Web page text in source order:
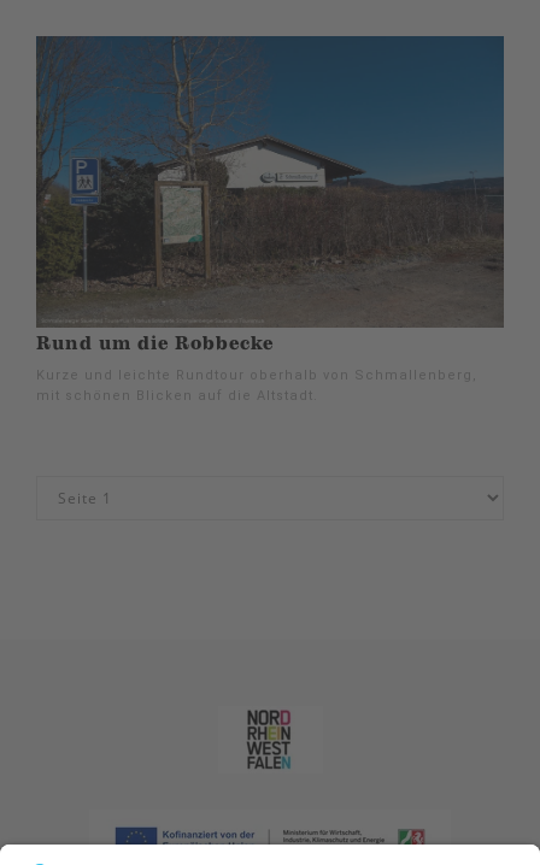
Rund um die Robbecke
Kurze und leichte Rundtour oberhalb von Schmallenberg,
mit schönen Blicken auf die Altstadt.